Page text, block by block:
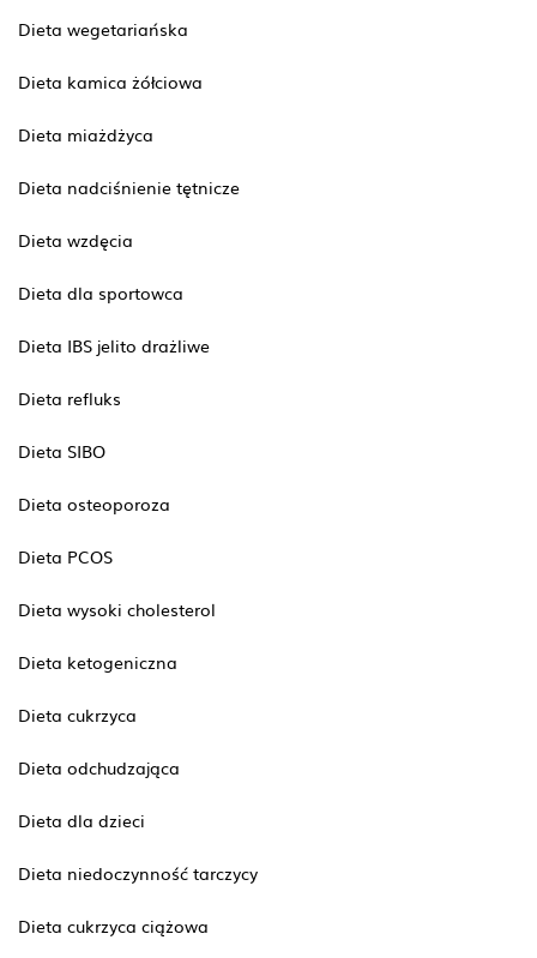
Dieta wegetariańska
Dieta kamica żółciowa
Dieta miażdżyca
Dieta nadciśnienie tętnicze
Dieta wzdęcia
Dieta dla sportowca
Dieta IBS jelito drażliwe
Dieta refluks
Dieta SIBO
Dieta osteoporoza
Dieta PCOS
Dieta wysoki cholesterol
Dieta ketogeniczna
Dieta cukrzyca
Dieta odchudzająca
Dieta dla dzieci
Dieta niedoczynność tarczycy
Dieta cukrzyca ciążowa